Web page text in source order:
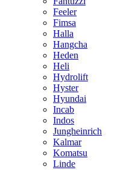
Feeler
Fimsa
Halla
Hangcha
Heden
Heli
Hydrolift
Hyster
Hyundai
Incab
Indos
Jungheinrich
Kalmar
Komatsu
Linde